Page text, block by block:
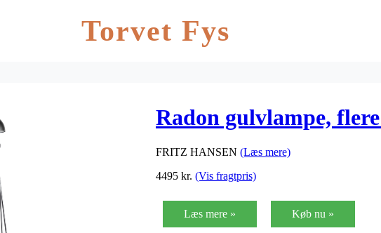
Torvet Fys
Radon gulvlampe,
FRITZ HANSEN (Læs mere)
4495 kr. (Vis fragtpris)
Læs mere » Køb nu »